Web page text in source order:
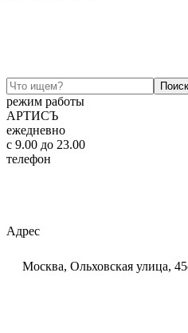
режим работы
АРТИСЪ
ежедневно
c 9.00 до 23.00
телефон
Адрес
Москва, Ольховская улица,